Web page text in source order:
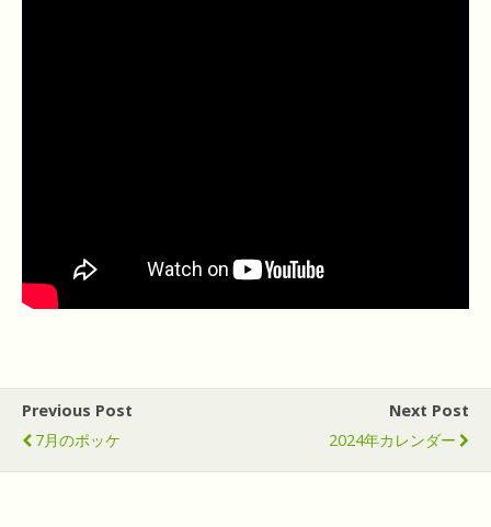
Previous Post
7月のポッケ
Next Post
2024年カレンダー